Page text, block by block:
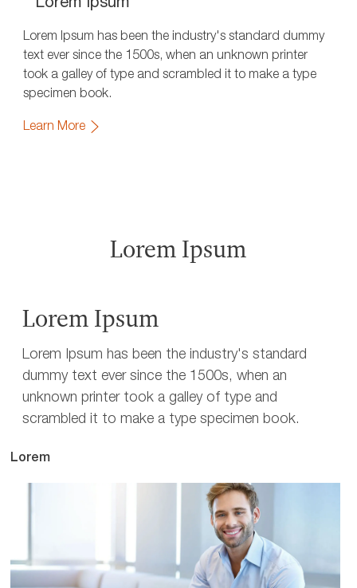
Lorem Ipsum has been the industry's standard dummy
text ever since the 1500s, when an unknown printer
took a galley of type and scrambled it to make a type
specimen book.
Learn More
Lorem Ipsum
Lorem Ipsum
Lorem Ipsum has been the industry's standard
dummy text ever since the 1500s, when an
unknown printer took a galley of type and
scrambled it to make a type specimen book.
Lorem